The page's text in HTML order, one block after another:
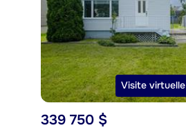
Visite virtuelle
339 750 $